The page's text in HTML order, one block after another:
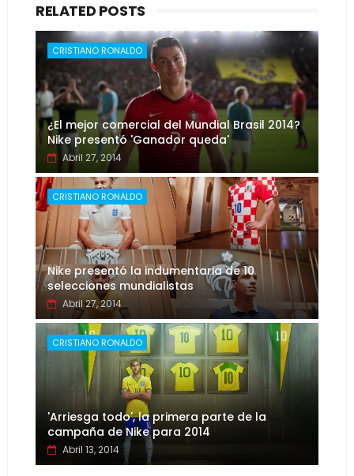
RELATED POSTS
CRISTIANO RONALDO
¿El mejor comercial del Mundial Brasil 2014?
Nike presentó 'Ganador queda'
Abril 27, 2014
CRISTIANO RONALDO
Nike presentó la indumentaria de 10
selecciones mundialistas
Abril 27, 2014
CRISTIANO RONALDO
'Arriesga todo', la primera parte de la
campaña de Nike para 2014
Abril 13, 2014